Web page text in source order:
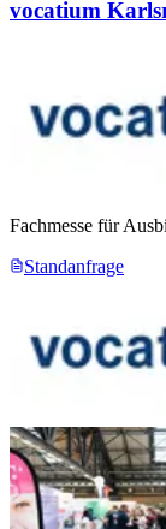
vocatium
Fachmesse für
Standanfrage